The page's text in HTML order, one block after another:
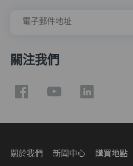
電子郵件地址
關注我們
關於我們 新聞中心 購買地點